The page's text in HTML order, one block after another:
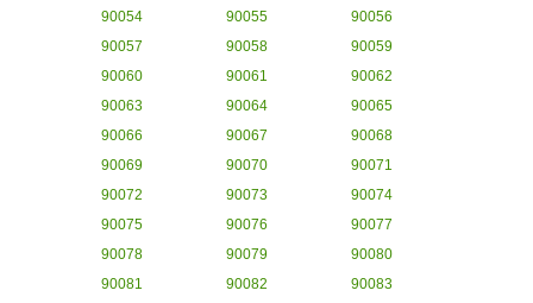
90054
90055
90056
90057
90058
90059
90060
90061
90062
90063
90064
90065
90066
90067
90068
90069
90070
90071
90072
90073
90074
90075
90076
90077
90078
90079
90080
90081
90082
90083